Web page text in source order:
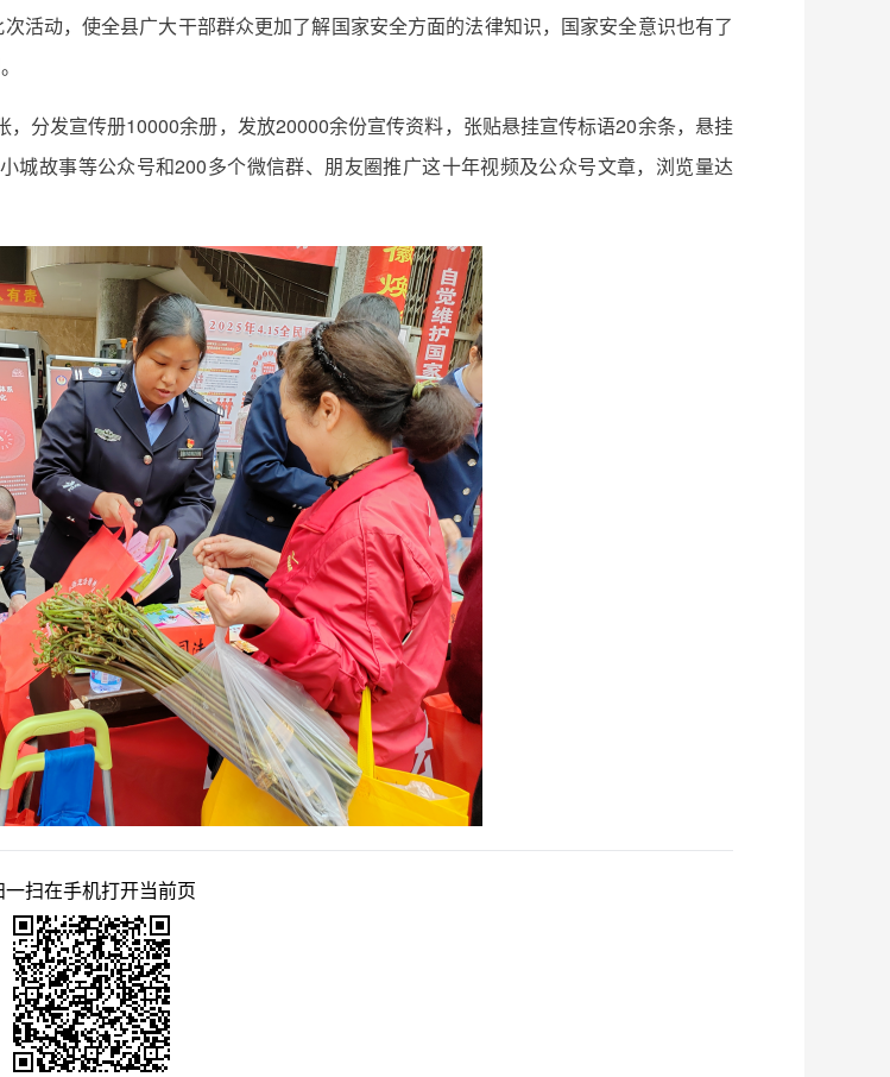
活动，使全县广大干部群众更加了解国家安全方面的法律知识，国家安全意识也有了
分发宣传册10000余册，发放20000余份宣传资料，张贴悬挂宣传标语20余条，悬挂
故事等公众号和200多个微信群、朋友圈推广这十年视频及公众号文章，浏览量达
一扫在手机打开当前页